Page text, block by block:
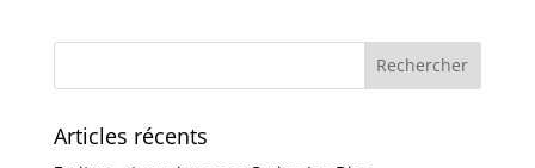
Articles récents